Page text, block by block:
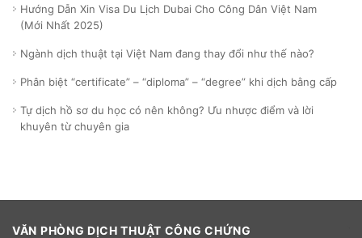
Hướng Dẫn Xin Visa Du Lịch Dubai Cho Công Dân Việt Nam
(Mới Nhất 2025)
Ngành dịch thuật tại Việt Nam đang thay đổi như thế nào?
Phân biệt “certificate” – “diploma” – “degree” khi dịch bằng cấp
Tự dịch hồ sơ du học có nên không? Ưu nhược điểm và lời
khuyên từ chuyên gia
VĂN PHÒNG DỊCH THUẬT CÔNG CHỨNG